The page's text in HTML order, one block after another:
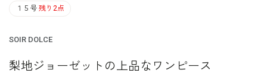
１５号 残り2点
SOIR DOLCE
梨地ジョーゼットの上品なワンピース